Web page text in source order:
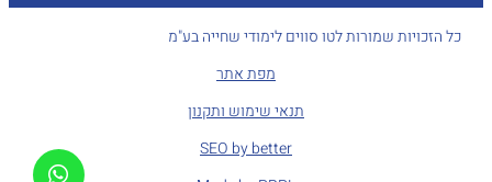
כל הזכויות שמורות לטו סווים לימודי שחייה בע"מ
מפת אתר
תנאי שימוש ותקנון
SEO by better